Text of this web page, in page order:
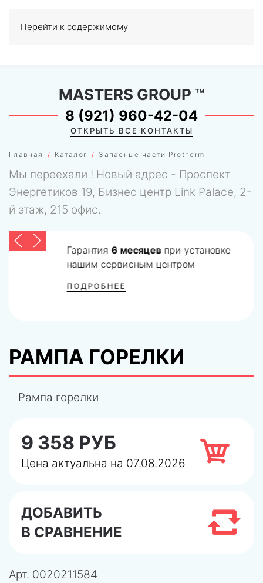
Перейти к содержимому
0
Главная Каталог Запасные части Protherm
MASTERS GROUP ™
8 (921) 960-42-04
ОТКРЫТЬ ВСЕ КОНТАКТЫ
Мы переехали ! Новый адрес - Проспект
Энергетиков 19, Бизнес центр Link Palace, 2-
й этаж, 215 офис.
Гарантия 6 месяцевпри установке
нашим сервисным центром
ПОДРОБНЕЕ
РАМПА ГОРЕЛКИ
9 358 РУБ
Цена актуальна на 07.08.2026
ДОБАВИТЬ
В СРАВНЕНИЕ
Арт. 0020211584